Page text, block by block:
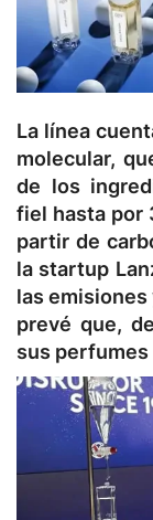
La línea
molecular,
de los
fiel hasta por
partir de
la startup
las
prevé que,
sus